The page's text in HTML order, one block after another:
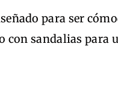
para ser
con sandalias para